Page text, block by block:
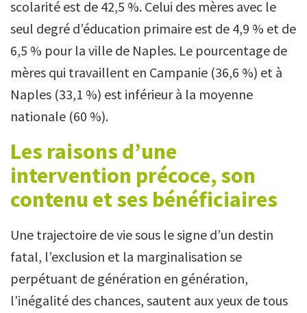
scolarité est de 42,5 %. Celui des mères avec le
seul degré d’éducation primaire est de 4,9 % et de
6,5 % pour la ville de Naples. Le pourcentage de
mères qui travaillent en Campanie (36,6 %) et à
Naples (33,1 %) est inférieur à la moyenne
nationale (60 %).
Les raisons d’une
intervention précoce, son
contenu et ses bénéficiaires
Une trajectoire de vie sous le signe d’un destin
fatal, l’exclusion et la marginalisation se
perpétuant de génération en génération,
l’inégalité des chances, sautent aux yeux de tous